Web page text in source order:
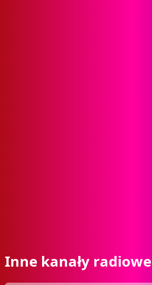
Inne kanały radiowe